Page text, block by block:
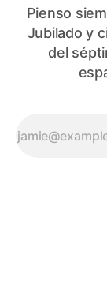
Pienso
Jubilado y
del